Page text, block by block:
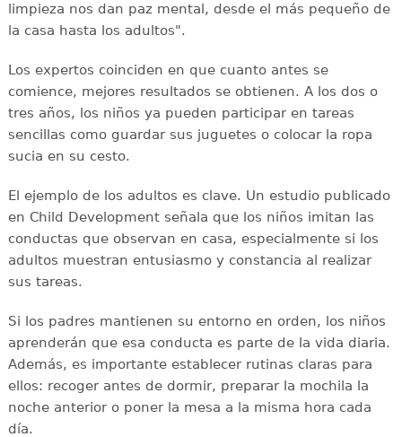
limpieza nos dan paz mental, desde el más pequeño de
la casa hasta los adultos".
Los expertos coinciden en que cuanto antes se
comience, mejores resultados se obtienen. A los dos o
tres años, los niños ya pueden participar en tareas
sencillas como guardar sus juguetes o colocar la ropa
sucia en su cesto.
El ejemplo de los adultos es clave. Un estudio publicado
en Child Development señala que los niños imitan las
conductas que observan en casa, especialmente si los
adultos muestran entusiasmo y constancia al realizar
sus tareas.
Si los padres mantienen su entorno en orden, los niños
aprenderán que esa conducta es parte de la vida diaria.
Además, es importante establecer rutinas claras para
ellos: recoger antes de dormir, preparar la mochila la
noche anterior o poner la mesa a la misma hora cada
día.